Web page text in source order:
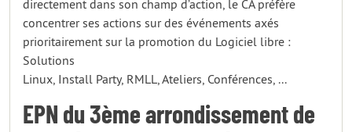
directement dans son champ d’action, le CA préfère
concentrer ses actions sur des événements axés
prioritairement sur la promotion du Logiciel libre :
Solutions
Linux, Install Party, RMLL, Ateliers, Conférences, ...
EPN du 3ème arrondissement de